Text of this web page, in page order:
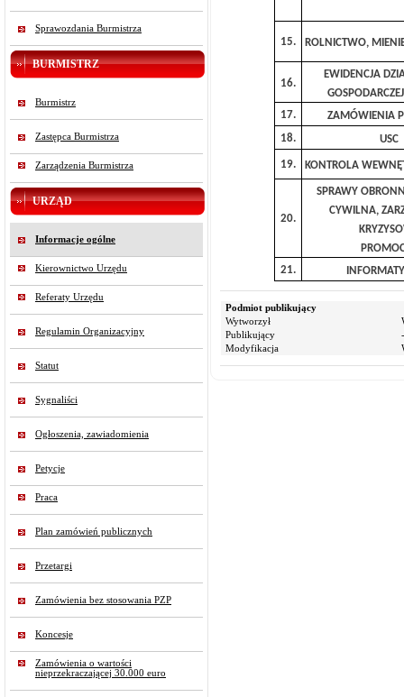
Sprawozdania Burmistrza
BURMISTRZ
Burmistrz
Zastępca Burmistrza
Zarządzenia Burmistrza
URZĄD
Informacje ogólne
Kierownictwo Urzędu
Referaty Urzędu
Regulamin Organizacyjny
Statut
Sygnaliści
Ogłoszenia, zawiadomienia
Petycje
Praca
Plan zamówień publicznych
Przetargi
Zamówienia bez stosowania PZP
Koncesje
Zamówienia o wartości
nieprzekraczającej 30.000 euro
15. ROLNICTWO,
16.
EWIDENCJA
17.
ZAMÓWIENIA
18.
USC
19. KONTROLA
20.
SPRAWY
CYWILNA,
21.
Podmiot publikujący
Wytworzył
Publikujący
Modyfikacja